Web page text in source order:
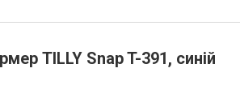
TILLY Snap T-391, синій